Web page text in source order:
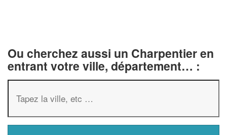
Ou cherchez aussi un Charpentier en
entrant votre ville, département… :